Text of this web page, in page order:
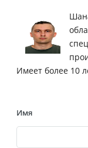
Имеет более 10
Имя